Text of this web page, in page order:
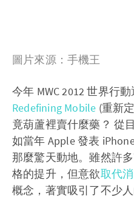
圖片來源：手機王
今年 MWC 2012 世界行
Redefining Mobile (重新
竟葫蘆裡賣什麼藥？ 從
如當年 Apple 發表
那麼驚天動地。雖然許
格的提升，但意欲取代
概念，著實吸引了不少人